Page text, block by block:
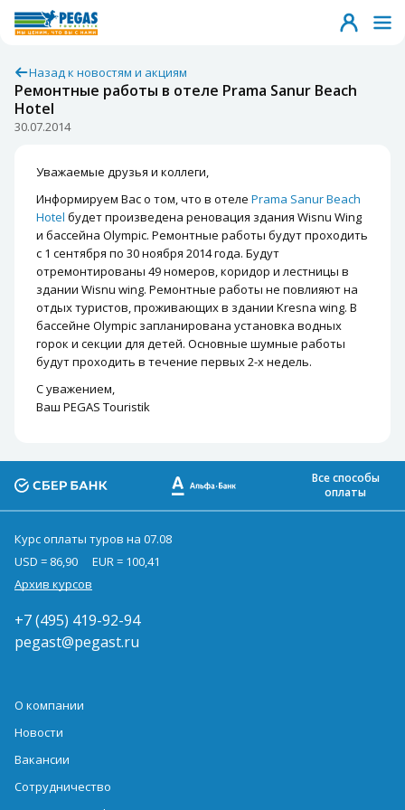
Назад к новостям и акциям
Ремонтные работы в отеле Prama Sanur Beach
Hotel
30.07.2014
Уважаемые друзья и коллеги,
Информируем Вас о том, что в отеле Prama Sanur Beach
Hotel будет произведена реновация здания Wisnu Wing
и бассейна Olympic. Ремонтные работы будут проходить
с 1 сентября по 30 ноября 2014 года. Будут
отремонтированы 49 номеров, коридор и лестницы в
здании Wisnu wing. Ремонтные работы не повлияют на
отдых туристов, проживающих в здании Kresna wing. В
бассейне Olympic запланирована установка водных
горок и секции для детей. Основные шумные работы
будут проходить в течение первых 2-х недель.
С уважением,
Ваш PEGAS Touristik
Все способы
оплаты
Курс оплаты туров на 07.08
USD = 86,90
EUR = 100,41
Архив курсов
+7 (495) 419-92-94
pegast@pegast.ru
О компании
Новости
Вакансии
Сотрудничество